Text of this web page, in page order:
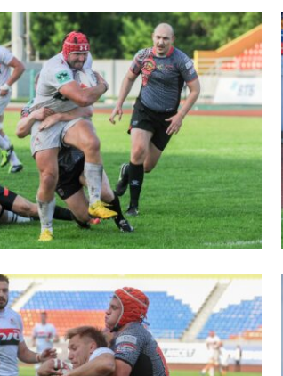
по пляжному регби.
регби. Мужчины
регби. Женщины
по регби на снегу. Мужчины
по регби на снегу. Женщины
на снегу. Мужчины